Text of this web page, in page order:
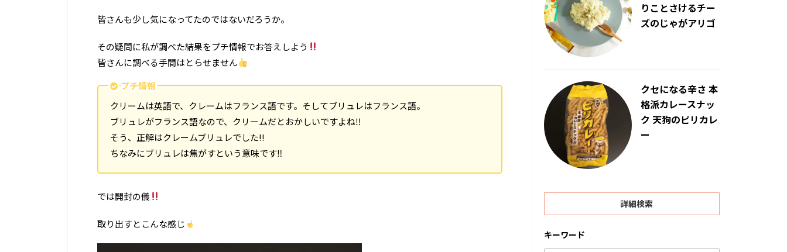
皆さんも少し気になってたのではないだろうか。
その疑問に私が調べた結果をプチ情報でお答えしよう
皆さんに調べる手間はとらせません
プチ情報
クリームは英語で、クレームはフランス語です。そしてブリュレはフランス語。
ブリュレがフランス語なので、クリームだとおかしいですよね‼︎
そう、正解はクレームブリュレでした!!
ちなみにブリュレは焦がすという意味です‼︎
では開封の儀
取り出すとこんな感じ
りことさけるチー
ズのじゃがアリゴ
クセになる辛さ 本
格派カレースナッ
ク 天狗のピリカレ
ー
詳細検索
キーワード